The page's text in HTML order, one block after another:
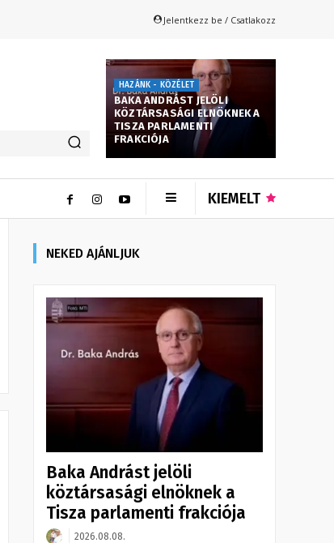
Jelentkezz be / Csatlakozz
HAZÁNK - KÖZÉLET
BAKA ANDRÁST JELÖLI
KÖZTÁRSASÁGI ELNÖKNEK A
TISZA PARLAMENTI
FRAKCIÓJA
KIEMELT
NEKED AJÁNLJUK
Baka Andrást jelöli
köztársasági elnöknek a
Tisza parlamenti frakciója
2026.08.08.